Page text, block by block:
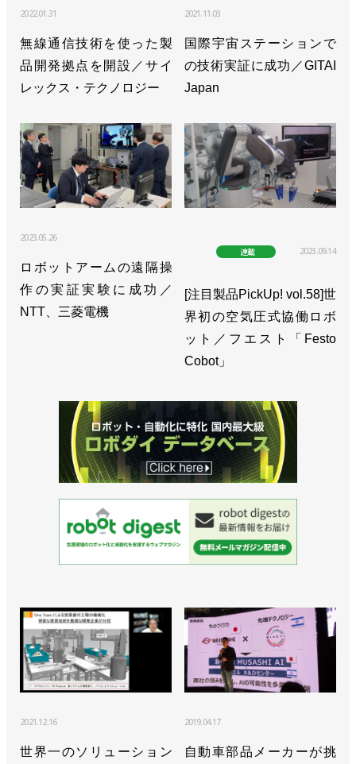
2022.01.31
無線通信技術を使った製
品開発拠点を開設／サイ
レックス・テクノロジー
2021.11.03
国際宇宙ステーションで
の技術実証に成功／GITAI
Japan
2023.05.26
ロボットアームの遠隔操
作の実証実験に成功／
NTT、三菱電機
連載 2023.09.14
[注目製品PickUp! vol.58]世
界初の空気圧式協働ロボ
ット／フエスト「Festo
Cobot」
2021.12.16
世界一のソリューション
2019.04.17
自動車部品メーカーが挑